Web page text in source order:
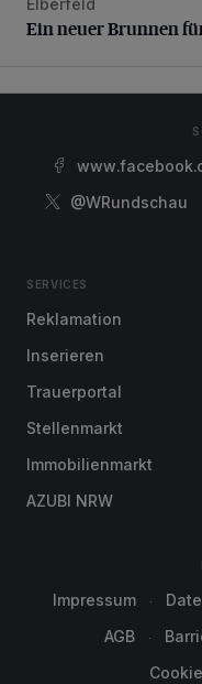
Ein neuer Brunnen für
Ein neuer Brunnen
@WRundschau
SERVICES
Reklamation
Inserieren
Trauerportal
Stellenmarkt
Immobilienmarkt
AZUBI NRW
Impressum
AGB